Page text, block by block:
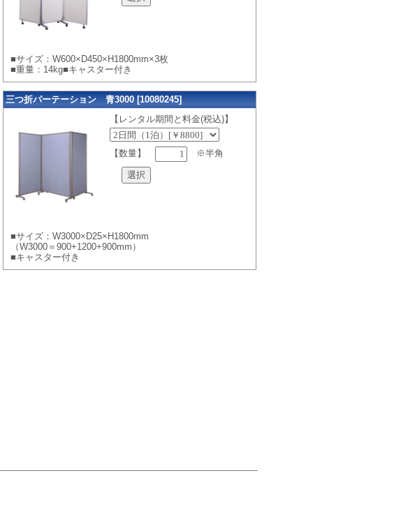
■サイズ：W600×D450×H1800mm×3枚
■重量：14kg■キャスター付き
三つ折パーテーション 青3000 [10080245]
【レンタル期間と料金(税込)】
【数量】 ※半角
■サイズ：W3000×D25×H1800mm
（W3000＝900+1200+900mm）
■キャスター付き